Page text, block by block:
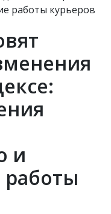
и
работы